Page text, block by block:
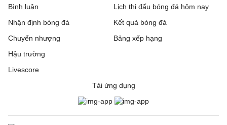
Bình luận
Nhận định bóng đá
Chuyển nhượng
Hậu trường
Livescore
Lịch thi đấu bóng đá hôm nay
Kết quả bóng đá
Bảng xếp hạng
Tải ứng dụng